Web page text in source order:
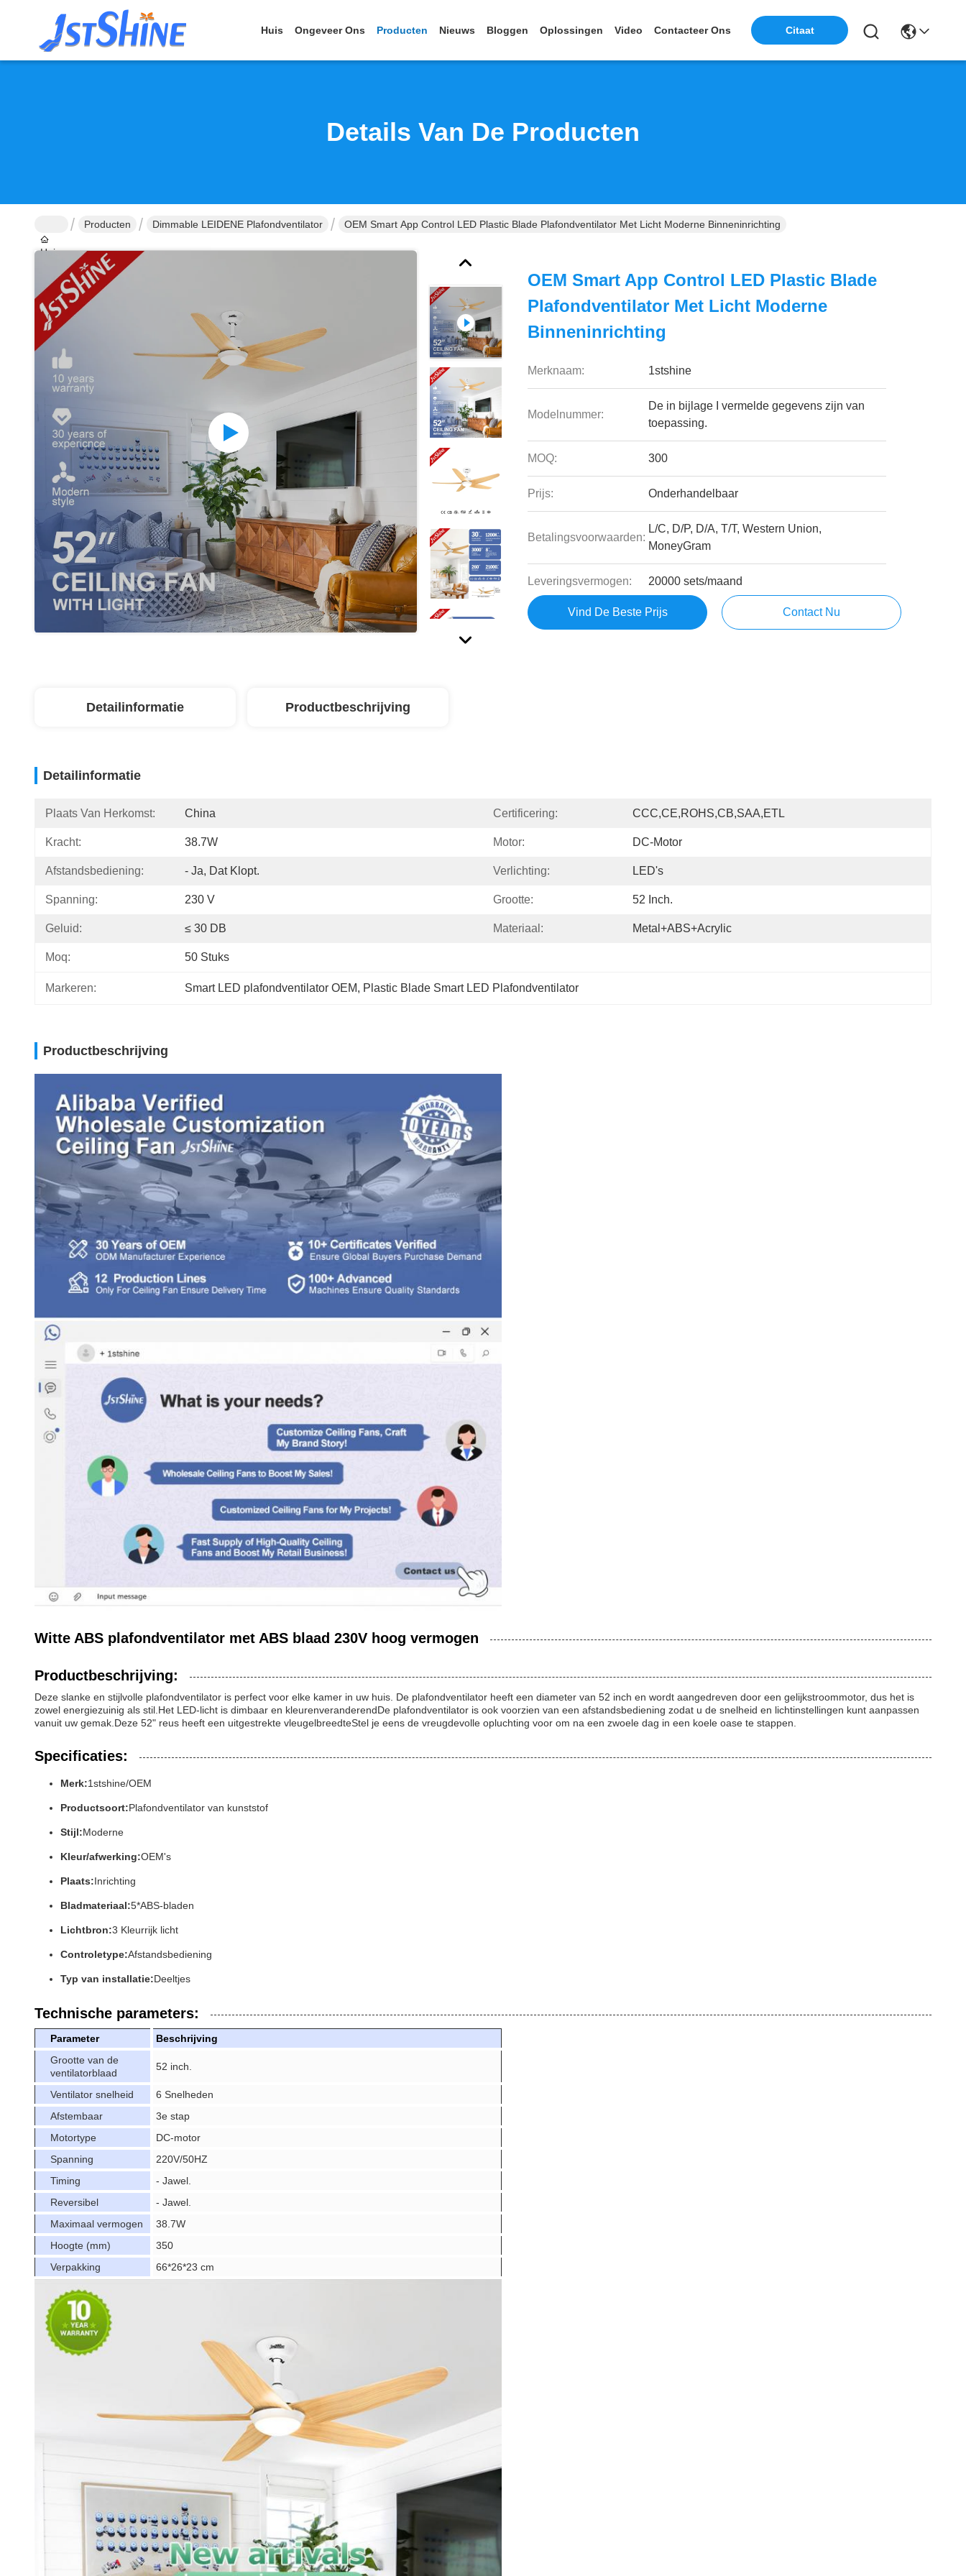
Huis Ongeveer Ons Producten Nieuws Bloggen Oplossingen Video Contacteer Ons Citaat
Details Van De Producten
Huis
Producten Dimmable LEIDENE Plafondventilator OEM Smart App Control LED Plastic Blade Plafondventilator Met Licht Moderne Binneninrichting
OEM Smart App Control LED Plastic Blade
Plafondventilator Met Licht Moderne
Binneninrichting
Merknaam: 1stshine
Modelnummer:
De in bijlage I vermelde gegevens zijn van
toepassing.
MOQ: 300
Prijs: Onderhandelbaar
Betalingsvoorwaarden:
L/C, D/P, D/A, T/T, Western Union,
MoneyGram
Leveringsvermogen: 20000 sets/maand
Vind De Beste Prijs Contact Nu
Detailinformatie Productbeschrijving
Detailinformatie
Plaats Van Herkomst: China Certificering: CCC,CE,ROHS,CB,SAA,ETL
Kracht: 38.7W Motor: DC-Motor
Afstandsbediening: - Ja, Dat Klopt. Verlichting: LED's
Spanning: 230 V Grootte: 52 Inch.
Geluid: ≤ 30 DB Materiaal: Metal+ABS+Acrylic
Moq: 50 Stuks
Markeren: Smart LED plafondventilator OEM, Plastic Blade Smart LED Plafondventilator
Productbeschrijving
Witte ABS plafondventilator met ABS blaad 230V hoog vermogen
Productbeschrijving:
Deze slanke en stijlvolle plafondventilator is perfect voor elke kamer in uw huis. De plafondventilator heeft een diameter van 52 inch en wordt aangedreven door een gelijkstroommotor, dus het is
zowel energiezuinig als stil.Het LED-licht is dimbaar en kleurenveranderendDe plafondventilator is ook voorzien van een afstandsbediening zodat u de snelheid en lichtinstellingen kunt aanpassen
vanuit uw gemak.Deze 52" reus heeft een uitgestrekte vleugelbreedteStel je eens de vreugdevolle opluchting voor om na een zwoele dag in een koele oase te stappen.
Specificaties:
Merk:1stshine/OEM
Productsoort:Plafondventilator van kunststof
Stijl:Moderne
Kleur/afwerking:OEM's
Plaats:Inrichting
Bladmateriaal:5*ABS-bladen
Lichtbron:3 Kleurrijk licht
Controletype:Afstandsbediening
Typ van installatie:Deeltjes
Technische parameters:
Parameter
Beschrijving
Grootte van de
ventilatorblaad
52 inch.
Ventilator snelheid
6 Snelheden
Afstembaar
3e stap
Motortype
DC-motor
Spanning
220V/50HZ
Timing
- Jawel.
Reversibel
- Jawel.
Maximaal vermogen
38.7W
Hoogte (mm)
350
Verpakking
66*26*23 cm